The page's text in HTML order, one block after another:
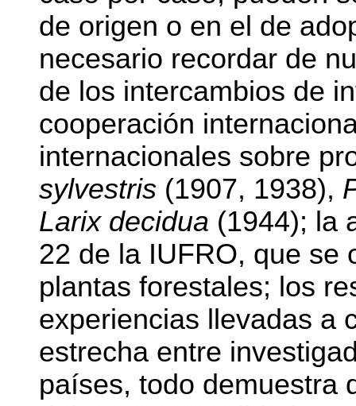
de origen o en el de
necesario recordar de
de los intercambios de
cooperación
internacionales sobre
sylvestris (1907, 1938),
Larix decidua (1944); la
22 de la IUFRO, que se
plantas forestales; los
experiencias llevadas a
estrecha entre
países, todo demuestra